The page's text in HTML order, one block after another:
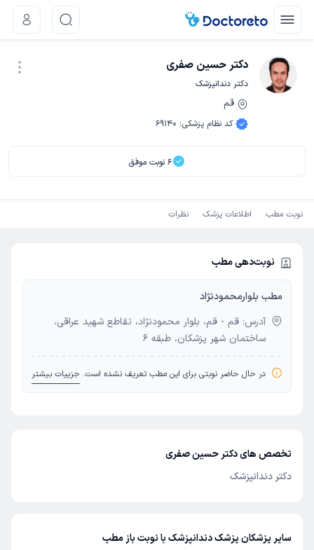
دکتر حسین صفری
دکتر دندانپزشک
قم
کد نظام پزشکی:
69140
6 نوبت موفق
نوبت مطب اطلاعات پزشک نظرات
نوبت‌دهی مطب
مطب بلوارمحمودنژاد
آدرس: قم - قم، بلوار محمودنژاد، تقاطع شهید عراقی،
ساختمان شهر پزشکان، طبقه 6
در حال حاضر نوبتی برای این مطب تعریف نشده است. جزییات بیشتر
تخصص های دکتر حسین صفری
دکتر دندانپزشک
سایر پزشکان پزشک دندانپزشک با نوبت باز مطب